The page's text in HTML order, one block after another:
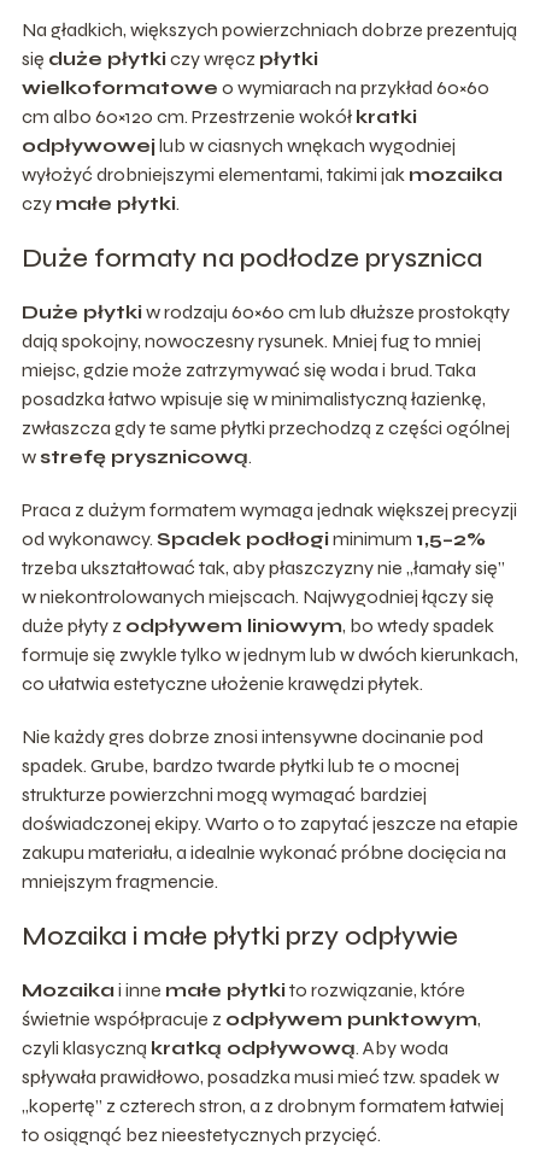
Na gładkich, większych powierzchniach dobrze prezentują
się duże płytki czy wręcz płytki
wielkoformatowe o wymiarach na przykład 60×60
cm albo 60×120 cm. Przestrzenie wokół kratki
odpływowej lub w ciasnych wnękach wygodniej
wyłożyć drobniejszymi elementami, takimi jak mozaika
czy małe płytki.
Duże formaty na podłodze prysznica
Duże płytki w rodzaju 60×60 cm lub dłuższe prostokąty
dają spokojny, nowoczesny rysunek. Mniej fug to mniej
miejsc, gdzie może zatrzymywać się woda i brud. Taka
posadzka łatwo wpisuje się w minimalistyczną łazienkę,
zwłaszcza gdy te same płytki przechodzą z części ogólnej
wstrefę prysznicową.
Praca z dużym formatem wymaga jednak większej precyzji
od wykonawcy. Spadek podłogi minimum 1,5–2%
trzeba ukształtować tak, aby płaszczyzny nie „łamały się”
w niekontrolowanych miejscach. Najwygodniej łączy się
duże płyty z odpływem liniowym, bo wtedy spadek
formuje się zwykle tylko w jednym lub w dwóch kierunkach,
co ułatwia estetyczne ułożenie krawędzi płytek.
Nie każdy gres dobrze znosi intensywne docinanie pod
spadek. Grube, bardzo twarde płytki lub te o mocnej
strukturze powierzchni mogą wymagać bardziej
doświadczonej ekipy. Warto o to zapytać jeszcze na etapie
zakupu materiału, a idealnie wykonać próbne docięcia na
mniejszym fragmencie.
Mozaika i małe płytki przy odpływie
Mozaika i inne małe płytki to rozwiązanie, które
świetnie współpracuje z odpływem punktowym,
czyli klasyczną kratką odpływową. Aby woda
spływała prawidłowo, posadzka musi mieć tzw. spadek w
„kopertę” z czterech stron, a z drobnym formatem łatwiej
to osiągnąć bez nieestetycznych przycięć.